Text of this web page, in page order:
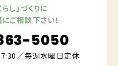
し」づくりに
ご相談下さい！
5050
／毎週水曜日定休